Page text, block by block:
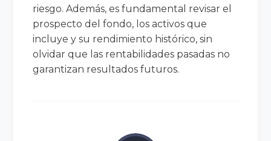
riesgo. Además, es fundamental revisar el
prospecto del fondo, los activos que
incluye y su rendimiento histórico, sin
olvidar que las rentabilidades pasadas no
garantizan resultados futuros.